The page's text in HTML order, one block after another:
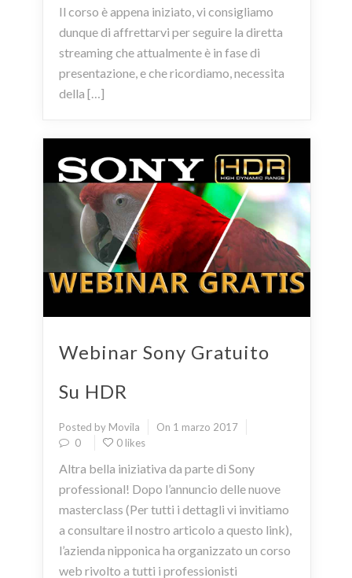
Il corso è appena iniziato, vi consigliamo
dunque di affrettarvi per seguire la diretta
streaming che attualmente è in fase di
presentazione, e che ricordiamo, necessita
della […]
Webinar Sony Gratuito
Su HDR
Posted by Movila
On 1 marzo 2017
0
0 likes
Altra bella iniziativa da parte di Sony
professional! Dopo l’annuncio delle nuove
masterclass (Per tutti i dettagli vi invitiamo
a consultare il nostro articolo a questo link),
l’azienda nipponica ha organizzato un corso
web rivolto a tutti i professionisti